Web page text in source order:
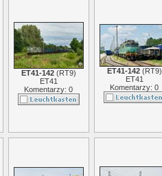
ET41-142(RT9)
ET41
Komentarzy: 0
ET41-142(RT9)
ET41
Komentarzy: 0